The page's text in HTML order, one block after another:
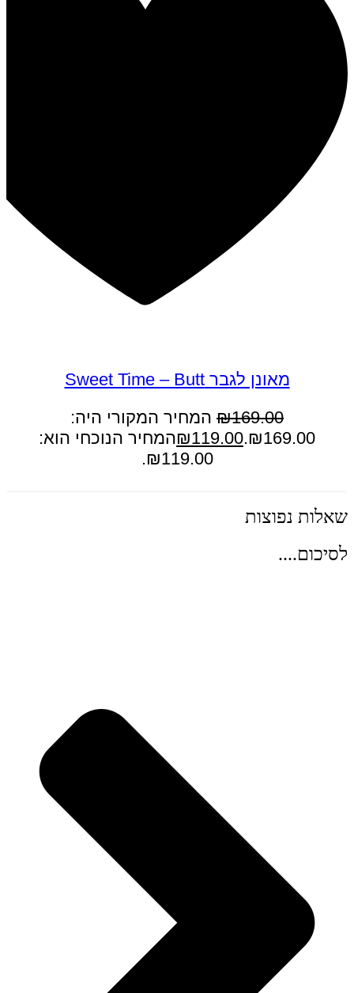
מאונן לגבר Sweet Time – Butt
₪169.00
המחיר המקורי היה:
₪169.00.
₪119.00
המחיר הנוכחי הוא:
₪119.00.
שאלות נפוצות
לסיכום....